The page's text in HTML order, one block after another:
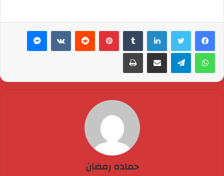
لينكدإن بينتيريست ماسنجر
واتساب تيلقرام مشاركة عبر البريد طباعة
حماده رمضان